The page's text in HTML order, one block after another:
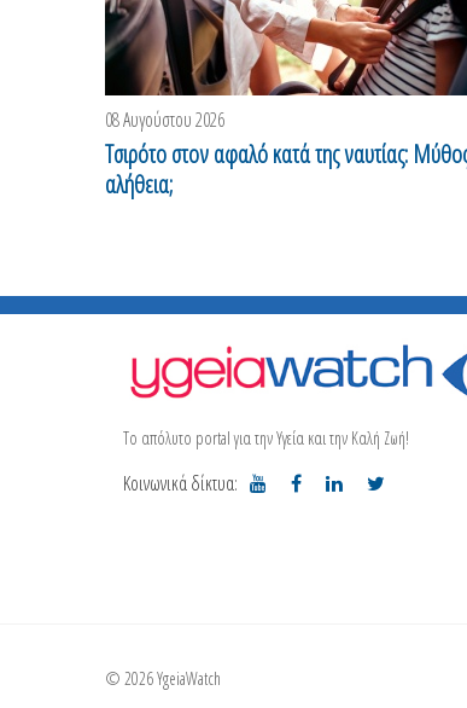
08 Αυγούστου 2026
Τσιρότο στον αφαλό κατά της ναυτίας:
αλήθεια;
Το απόλυτο portal για την Υγεία και την Καλή Ζωή!
Κοινωνικά δίκτυα:
© 2026 YgeiaWatch